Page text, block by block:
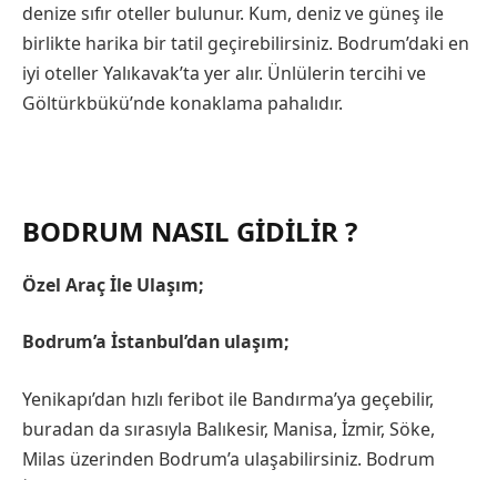
denize sıfır oteller bulunur. Kum, deniz ve güneş ile
birlikte harika bir tatil geçirebilirsiniz. Bodrum’daki en
iyi oteller Yalıkavak’ta yer alır. Ünlülerin tercihi ve
Göltürkbükü’nde konaklama pahalıdır.
BODRUM NASIL GIDILIR ?
Özel Araç İle Ulaşım;
Bodrum’a İstanbul’dan ulaşım;
Yenikapı’dan hızlı feribot ile Bandırma’ya geçebilir,
buradan da sırasıyla Balıkesir, Manisa, İzmir, Söke,
Milas üzerinden Bodrum’a ulaşabilirsiniz. Bodrum